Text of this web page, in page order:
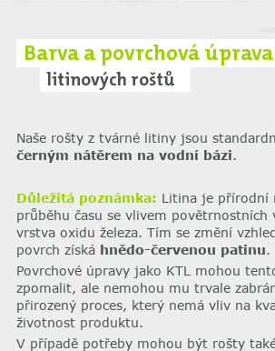
Barva a povrchová úprava
litinových roštů
Naše rošty z tvárné litiny jsou
černým nátěrem na vodní bázi.
Důležitá poznámka: Litina je přírodní
průběhu času se vlivem
vrstva oxidu železa. Tím se změní
povrch získá hnědo-červenou patinu.
‌Povrchové úpravy jako KTL mohou
zpomalit, ale nemohou mu trvale
přirozený proces, který nemá vliv na
životnost produktu.
V případě potřeby mohou být rošty